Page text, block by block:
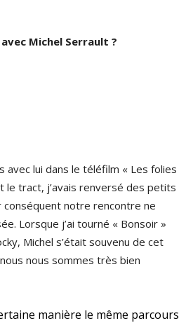
Michel Serrault ?
avec lui dans le téléfilm « Les folies
le tract, j’avais renversé des petits
notre rencontre ne
Lorsque j’ai tourné « Bonsoir »
Michel s’était souvenu de cet
nous sommes très bien
manière le même parcours